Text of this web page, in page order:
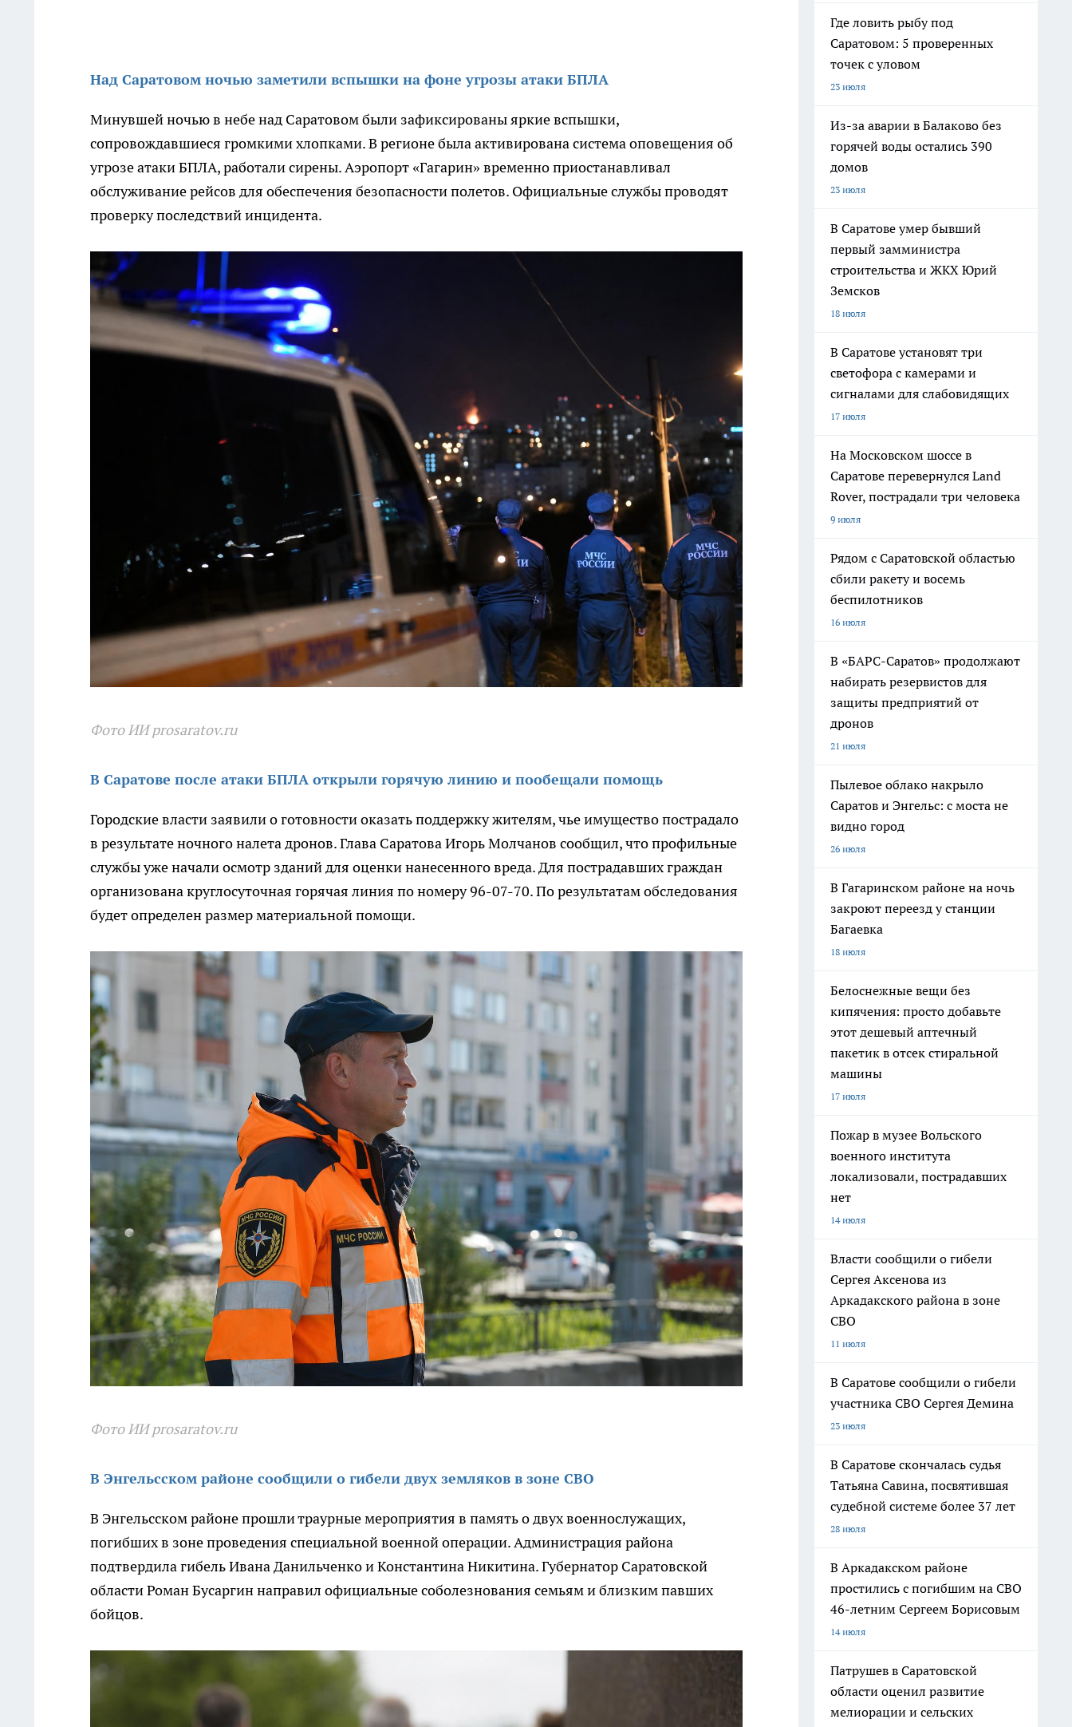
Над Саратовом ночью заметили вспышки на фоне угрозы атаки БПЛА
Минувшей ночью в небе над Саратовом были зафиксированы яркие вспышки,
сопровождавшиеся громкими хлопками. В регионе была активирована система оповещения об
угрозе атаки БПЛА, работали сирены. Аэропорт «Гагарин» временно приостанавливал
обслуживание рейсов для обеспечения безопасности полетов. Официальные службы проводят
проверку последствий инцидента.
Фото ИИ prosaratov.ru
В Саратове после атаки БПЛА открыли горячую линию и пообещали помощь
Городские власти заявили о готовности оказать поддержку жителям, чье имущество пострадало
в результате ночного налета дронов. Глава Саратова Игорь Молчанов сообщил, что профильные
службы уже начали осмотр зданий для оценки нанесенного вреда. Для пострадавших граждан
организована круглосуточная горячая линия по номеру 96-07-70. По результатам обследования
будет определен размер материальной помощи.
Фото ИИ prosaratov.ru
В Энгельсском районе сообщили о гибели двух земляков в зоне СВО
В Энгельсском районе прошли траурные мероприятия в память о двух военнослужащих,
погибших в зоне проведения специальной военной операции. Администрация района
подтвердила гибель Ивана Данильченко и Константина Никитина. Губернатор Саратовской
области Роман Бусаргин направил официальные соболезнования семьям и близким павших
бойцов.
Где ловить рыбу под
Саратовом: 5 проверенных
точек с уловом
23 июля
Из-за аварии в Балаково без
горячей воды остались 390
домов
23 июля
В Саратове умер бывший
первый замминистра
строительства и ЖКХ Юрий
Земсков
18 июля
В Саратове установят три
светофора с камерами и
сигналами для слабовидящих
17 июля
На Московском шоссе в
Саратове перевернулся Land
Rover, пострадали три человека
9 июля
Рядом с Саратовской областью
сбили ракету и восемь
беспилотников
16 июля
В «БАРС-Саратов» продолжают
набирать резервистов для
защиты предприятий от
дронов
21 июля
Пылевое облако накрыло
Саратов и Энгельс: с моста не
видно город
26 июля
В Гагаринском районе на ночь
закроют переезд у станции
Багаевка
18 июля
Белоснежные вещи без
кипячения: просто добавьте
этот дешевый аптечный
пакетик в отсек стиральной
машины
17 июля
Пожар в музее Вольского
военного института
локализовали, пострадавших
нет
14 июля
Власти сообщили о гибели
Сергея Аксенова из
Аркадакского района в зоне
СВО
11 июля
В Саратове сообщили о гибели
участника СВО Сергея Демина
23 июля
В Саратове скончалась судья
Татьяна Савина, посвятившая
судебной системе более 37 лет
28 июля
В Аркадакском районе
простились с погибшим на СВО
46-летним Сергеем Борисовым
14 июля
Патрушев в Саратовской
области оценил развитие
мелиорации и сельских